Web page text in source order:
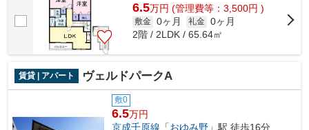
6.5万円 (管理費等：3,500円 )
敷金 0ヶ月 礼金 0ヶ月
2階 / 2LDK / 65.64㎡
賃貸 | アパート ヴェルドパークA
敷0
6.5万円
京成千原線 「おゆみ野 」駅 徒歩16分